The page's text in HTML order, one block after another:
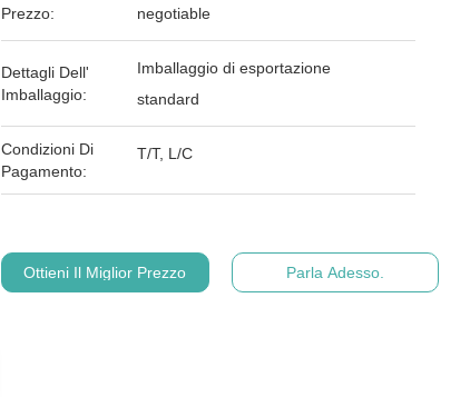
Prezzo: negotiable
Dettagli Dell'
Imballaggio:
Imballaggio di esportazione
standard
Condizioni Di
Pagamento:
T/T, L/C
Ottieni Il Miglior Prezzo Parla Adesso.